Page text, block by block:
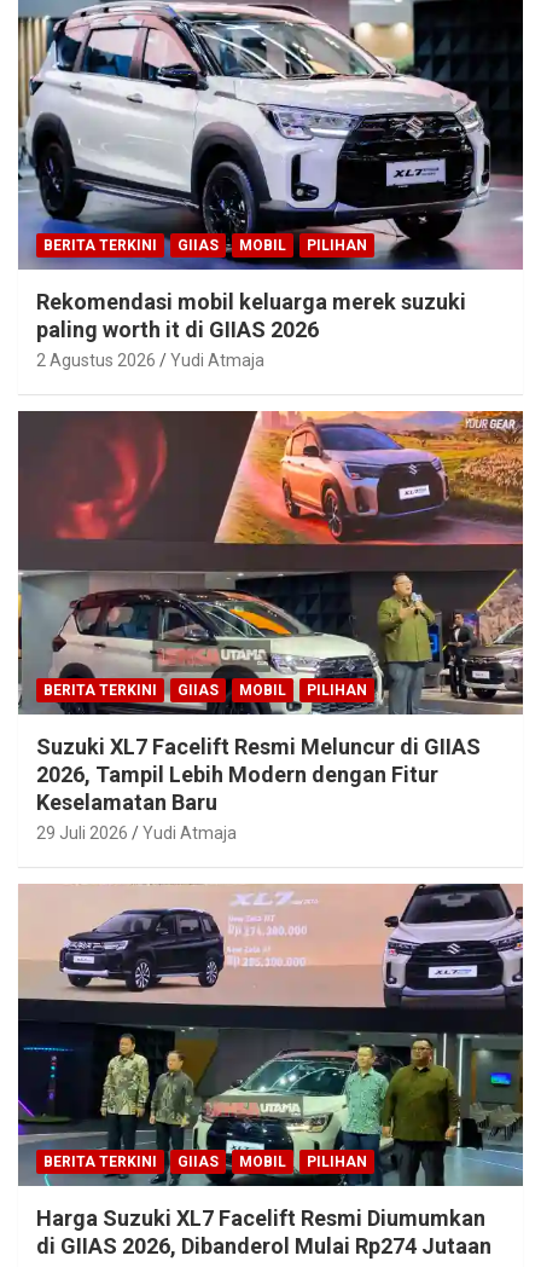
BERITA TERKINI GIIAS MOBIL PILIHAN
Rekomendasi mobil keluarga merek suzuki
paling worth it di GIIAS 2026
2 Agustus 2026 Yudi Atmaja
BERITA TERKINI GIIAS MOBIL PILIHAN
Suzuki XL7 Facelift Resmi Meluncur di GIIAS
2026, Tampil Lebih Modern dengan Fitur
Keselamatan Baru
29 Juli 2026 Yudi Atmaja
BERITA TERKINI GIIAS MOBIL PILIHAN
Harga Suzuki XL7 Facelift Resmi Diumumkan
di GIIAS 2026, Dibanderol Mulai Rp274 Jutaan